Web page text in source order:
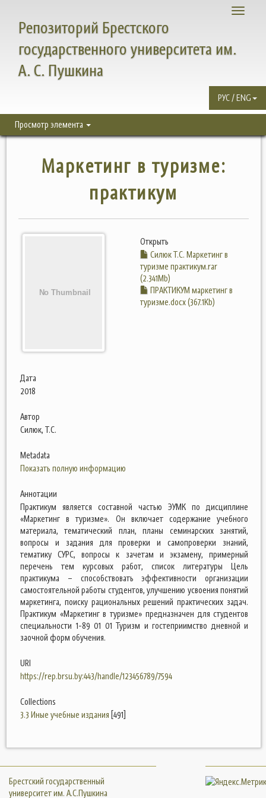
Toggle
Репозиторий Брестского
государственного университета им.
А. С. Пушкина
РУС / ENG
Просмотр элемента
Маркетинг в туризме:
практикум
Открыть
Силюк Т.С. Маркетинг в
туризме практикум.rar
(2.341Mb)
ПРАКТИКУМ маркетинг в
туризме.docx (367.1Kb)
Дата
2018
Автор
Силюк, Т.С.
Metadata
Показать полную информацию
Аннотации
Практикум является составной частью ЭУМК по дисциплине
«Маркетинг в туризме». Он включает содержание учебного
материала, тематический план, планы семинарских занятий,
вопросы и задания для проверки и самопроверки знаний,
тематику СУРС, вопросы к зачетам и экзамену, примерный
перечень тем курсовых работ, список литературы Цель
практикума – способствовать эффективности организации
самостоятельной работы студентов, улучшению усвоения понятий
маркетинга, поиску рациональных решений практических задач.
Практикум «Маркетинг в туризме» предназначен для студентов
специальности 1-89 01 01 Туризм и гостеприимство дневной и
заочной форм обучения.
URI
https://rep.brsu.by:443/handle/123456789/7594
Collections
3.3 Иные учебные издания [491]
Брестский государственный
университет им. А.С.Пушкина